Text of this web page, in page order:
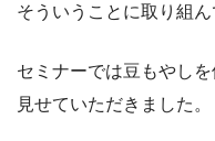
そういうことに取り組ん
セミナーでは豆もやし
見せていただきました。